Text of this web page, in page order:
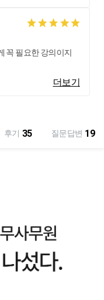
꼭 필요한 강의이지
더보기
후기 35 질문답변 19